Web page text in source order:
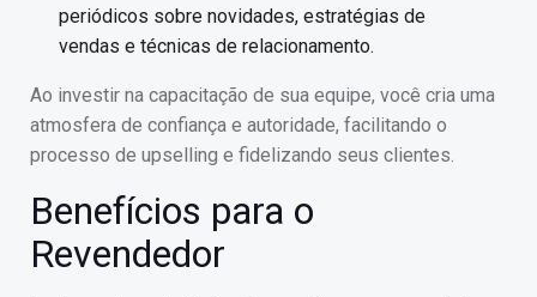
periódicos sobre novidades, estratégias de
vendas e técnicas de relacionamento.
Ao investir na capacitação de sua equipe, você cria uma
atmosfera de confiança e autoridade, facilitando o
processo de upselling e fidelizando seus clientes.
Benefícios para o
Revendedor